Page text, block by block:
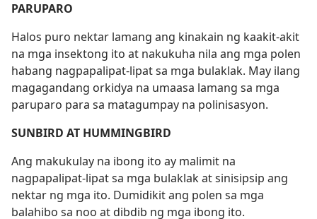
PARUPARO
Halos puro nektar lamang ang kinakain ng kaakit-akit
na mga insektong ito at nakukuha nila ang mga polen
habang nagpapalipat-lipat sa mga bulaklak. May ilang
magagandang orkidya na umaasa lamang sa mga
paruparo para sa matagumpay na polinisasyon.
SUNBIRD AT HUMMINGBIRD
Ang makukulay na ibong ito ay malimit na
nagpapalipat-lipat sa mga bulaklak at sinisipsip ang
nektar ng mga ito. Dumidikit ang polen sa mga
balahibo sa noo at dibdib ng mga ibong ito.